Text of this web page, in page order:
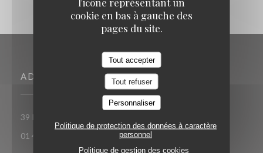
cookie en bas à gauche des
pages du site.
Tout accepter
Tout refuser
Personnaliser
Politique de protection des données à caractère
personnel
Politique de gestion des cookies
ADRESSE
39 Rue Boissy d'Anglas 75008 Paris
01 42 65 10 49